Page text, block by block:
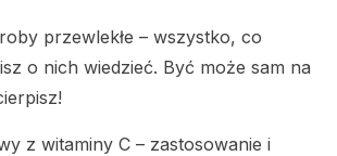
przewlekłe – wszystko, co
o nich wiedzieć. Być może sam na
z witaminy C – zastosowanie i